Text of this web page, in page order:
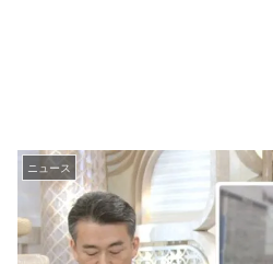
ニュース